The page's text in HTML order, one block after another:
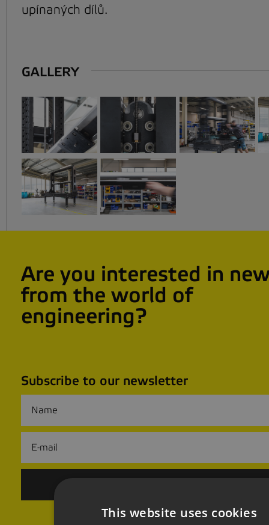
upínaných dílů.
GALLERY
Are you interested in
from the world of
engineering?
Subscribe to our newsletter
This website uses cookies